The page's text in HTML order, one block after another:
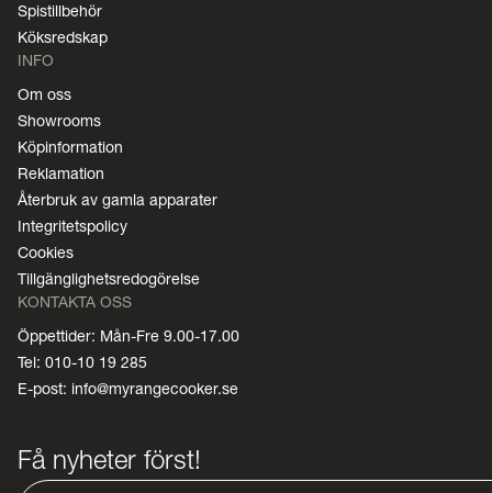
Spistillbehör
Köksredskap
INFO
Om oss
Showrooms
Köpinformation
Reklamation
Återbruk av gamla apparater
Integritetspolicy
Cookies
Tillgänglighetsredogörelse
KONTAKTA OSS
Öppettider: Mån-Fre 9.00-17.00
Tel: 010-10 19 285
E-post: info@myrangecooker.se
Få nyheter först!